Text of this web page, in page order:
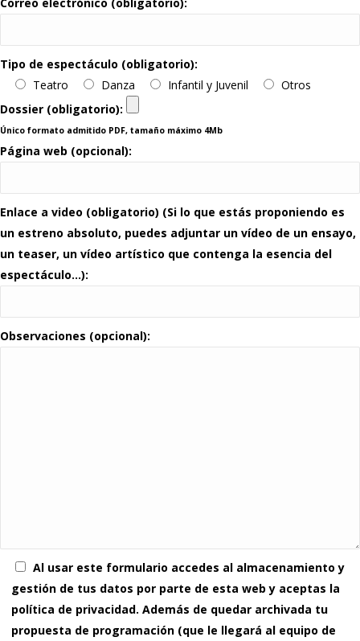
Tipo de espectáculo (obligatorio):
Teatro
Danza Infantil y Juvenil
Otros
Dossier (obligatorio):
Único formato admitido PDF, tamaño máximo 4Mb
Página web (opcional):
Enlace a video (obligatorio) (Si lo que estás proponiendo es
un estreno absoluto, puedes adjuntar un vídeo de un ensayo,
un teaser, un vídeo artístico que contenga la esencia del
espectáculo…):
Observaciones (opcional):
Al usar este formulario accedes al almacenamiento y
gestión de tus datos por parte de esta web y aceptas la
política de privacidad. Además de quedar archivada tu
propuesta de programación (que le llegará al equipo de